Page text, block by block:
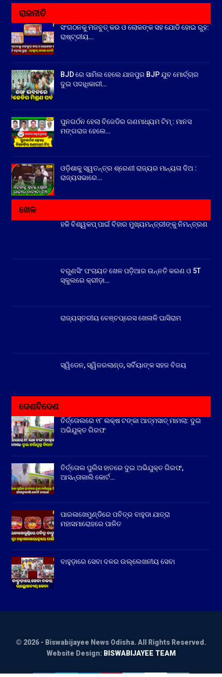
ରାଜନୀତି
ସଂଗଠନକୁ ମଜବୁତ୍ କର ଓ ଲୋକଙ୍କ ସହ ଯୋଡି ହୋଇ ରୁହ:
ରାଷ୍ଟ୍ରୀୟ…
BJD ରେ ସାମିଲ ହେଲେ ଯାଜପୁର BJP ଯୁବ ମୋର୍ଚ୍ଚାର
ଦୁଇ ପଦାଧିକାରୀ…
ପୁନଗର୍ଠନ ହେଲା ବିଜେଡିର ଗଣମାଧ୍ୟମ ଟିମ୍ : ମାନସ
ମଙ୍ଗରାଜ ହେଲେ…
ଓଡ଼ିଶାକୁ ସ୍ୱତନ୍ତ୍ର ଶ୍ରେଣୀ ରାଜ୍ୟର ମାନ୍ୟତା ଦିଅ :
ରାଜ୍ୟସଭାରେ…
ଖେଳ
ହକି ବିଶ୍ୱକପ୍ ପାଇଁ ବିହାର ମୁଖ୍ୟମନ୍ତ୍ରୀଙ୍କୁ ନିମନ୍ତ୍ରଣ
ବରୁଣସିଂ ପଂଚାୟତ ଖେଳ ପଡ଼ିଆର ଉନ୍ନତି କରଣ ଓ 5T
ସ୍କୁଲରେ କ୍ରୀଡ଼ା…
ରାଜ୍ୟସ୍ତରୀୟ ବେଞ୍ଚପ୍ରେସ ଖେଳାଳି ଘାସିରାମ
ସ୍ୱିଡେନ, ସ୍ୱିଜରଲାଣ୍ଡ, ସର୍ବିୟାଙ୍କ ସହଜ ବିଜୟ
ଦେଶବିଦେଶ
ତିର୍ତ୍ତୋଲରେ ୧୮ ଲକ୍ଷ ଟଙ୍କା ଆତ୍ମସାତ୍ ମାମଲା: ଦୁଇ
ଅଭିଯୁକ୍ତ ଗିରଫ
ତିର୍ତ୍ତୋଲ ପୁଲିସ ହାତରେ ଦୁଇ ଅଭିଯୁକ୍ତ ଗିରଫ,
ଆସନ୍ତାକାଲି କୋର୍ଟ…
ପାରଳାଖେମୁଣ୍ଡିରେ ପବିତ୍ର ବାହୁଡା ଯାତ୍ରା
ମହାସମାରୋହରେ ପାଳିତ
ବାହୁଡ଼ାରେ ସେବା ଦଳର ଉଲ୍ଲେଖନୀୟ ସେବା
© 2026 - Biswabijayee News Odisha. All Rights Reserved.
Website Design: BISWABIJAYEE TEAM